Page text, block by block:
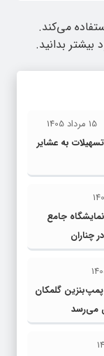
می‌کند.
بدانید.
15 مرداد 1405
ریال تسهیلات به عشایر
نمایشگاه جامع
چناران
گلمکان
می‌رسد